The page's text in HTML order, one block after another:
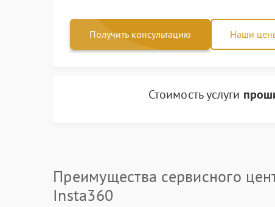
Получить консультацию Наши
Стоимость услуги
Преимущества сервисного
Insta360